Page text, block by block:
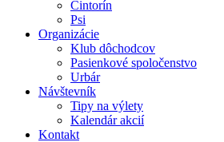
Cintorín
Psi
Organizácie
Klub dôchodcov
Pasienkové spoločenstvo
Urbár
Návštevník
Tipy na výlety
Kalendár akcií
Kontakt